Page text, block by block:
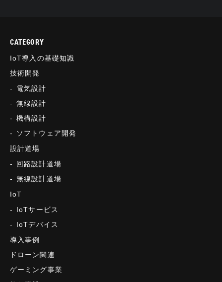
CATEGORY
IoT導入の基礎知識
技術開発
電気設計
無線設計
機構設計
ソフトウェア開発
設計道場
回路設計道場
無線設計道場
IoT
IoTサービス
IoTデバイス
導入事例
ドローン関連
ゲーミング事業